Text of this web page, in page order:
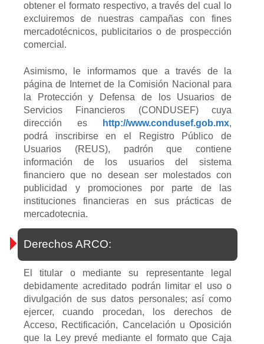
obtener el formato respectivo, a través del cual lo
excluiremos de nuestras campañas con fines
mercadotécnicos, publicitarios o de prospección
comercial.
Asimismo, le informamos que a través de la
página de Internet de la Comisión Nacional para
la Protección y Defensa de los Usuarios de
Servicios Financieros (CONDUSEF) cuya
dirección es
http://www.condusef.gob.mx,
podrá inscribirse en el Registro Público de
Usuarios (REUS), padrón que contiene
información de los usuarios del sistema
financiero que no desean ser molestados con
publicidad y promociones por parte de las
instituciones financieras en sus prácticas de
mercadotecnia.
Derechos ARCO:
El titular o mediante su representante legal
debidamente acreditado podrán limitar el uso o
divulgación de sus datos personales; así como
ejercer, cuando procedan, los derechos de
Acceso, Rectificación, Cancelación u Oposición
que la Ley prevé mediante el formato que Caja